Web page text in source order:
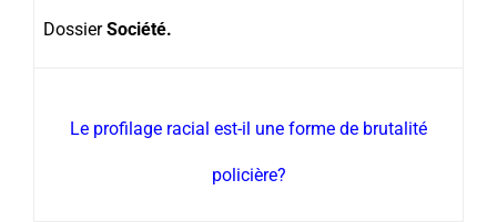
DossierSociété.
Le profilage racial est-il une forme de brutalité
policière?